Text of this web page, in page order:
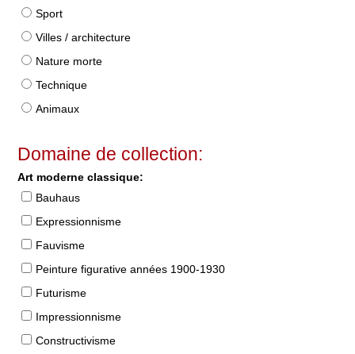
Sport
Villes / architecture
Nature morte
Technique
Animaux
Domaine de collection:
Art moderne classique:
Bauhaus
Expressionnisme
Fauvisme
Peinture figurative années 1900-1930
Futurisme
Impressionnisme
Constructivisme